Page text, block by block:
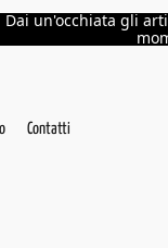
Dai un'occhiata gli
Contatti